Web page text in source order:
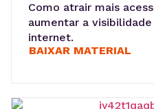
Como atrair mais
aumentar a
internet.
BAIXAR MATERIAL